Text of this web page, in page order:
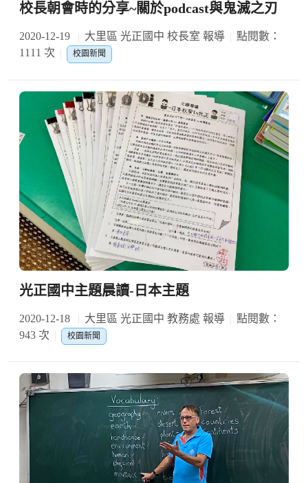
校長朝會時的分享~關於podcast與鬼滅之刃
2020-12-19 大里區 光正國中 校長室 報導
點閱數：
1111 次
校園新聞
光正國中主題晨讀-日本主題
2020-12-18 大里區 光正國中 教務處 報導
點閱數：
943 次
校園新聞